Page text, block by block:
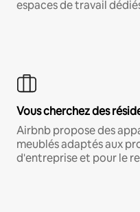
espaces de travail
Vous cherchez des
Airbnb propose des
meublés adaptés aux
d'entreprise et pour le